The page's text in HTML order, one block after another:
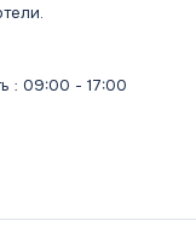
: 09:00 - 17:00